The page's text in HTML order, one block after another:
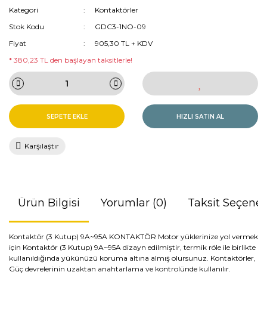
Kategori
Kontaktörler
Stok Kodu
GDC3-1NO-09
Fiyat
905,30 TL + KDV
* 380,23 TL den başlayan taksitlerle!
SEPETE EKLE HIZLI SATIN AL
Karşılaştır
Ürün Bilgisi Yorumlar (0) Taksit
Kontaktör (3 Kutup) 9A~95A KONTAKTÖR Motor yüklerinize yol vermek
için Kontaktör (3 Kutup) 9A~95A dizayn edilmiştir, termik röle ile birlikte
kullanıldığında yükünüzü koruma altına almış olursunuz. Kontaktörler,
Güç devrelerinin uzaktan anahtarlama ve kontrolünde kullanılır.